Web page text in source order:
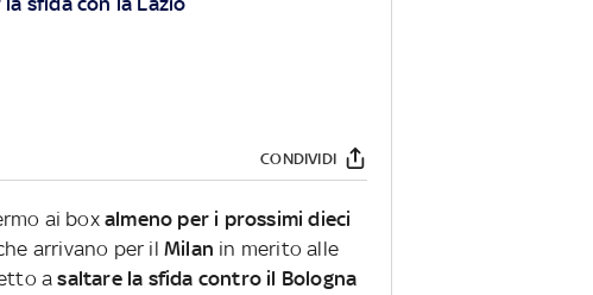
CONDIVIDI
ai boxalmeno per i prossimi dieci
arrivano per ilMilan in merito alle
asaltare la sfida contro il Bologna